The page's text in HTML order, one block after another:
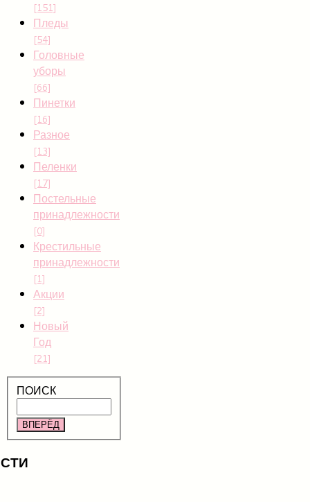
[151]
Пледы
[54]
Головные
уборы
[66]
Пинетки
[16]
Разное
[13]
Пеленки
[17]
Постельные
принадлежности
[0]
Крестильные
принадлежности
[1]
Акции
[2]
Новый
Год
[21]
ПОИСК
ВПЕРЁД